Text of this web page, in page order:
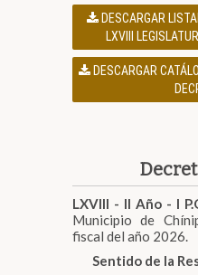
DESCARGAR
LXVIII
DESCARGAR
LXVIII - II Año - I
Municipio de
fiscal del año 2026.
Sentido de la